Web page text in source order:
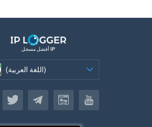
أفضل مسجل IP
(اللغة العربية)
(اللغة العربية)